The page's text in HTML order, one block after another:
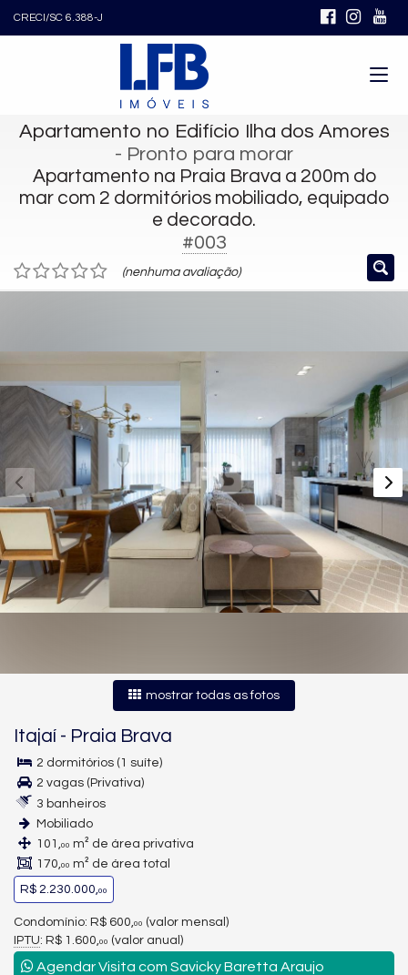
CRECI/SC 6.388-J
Apartamento no Edifício Ilha dos Amores
- Pronto para morar
Apartamento na Praia Brava a 200m do
mar com 2 dormitórios mobiliado, equipado
e decorado.
#003
(nenhuma avaliação)
mostrar todas as fotos
Itajaí - Praia Brava
2 dormitórios (1 suíte)
2 vagas (Privativa)
3 banheiros
Mobiliado
101,00 m² de área privativa
170,00 m² de área total
R$ 2.230.000,00
Condomínio: R$ 600, 00 (valor mensal)
IPTU: R$ 1.600, 00 (valor anual)
Agendar Visita com Savicky Baretta Araujo